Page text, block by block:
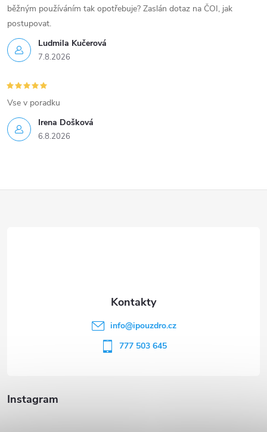
Ludmila Kučerová
7.8.2026
běžným používáním tak opotřebuje? Zaslán dotaz na ČOI, jak
postupovat.
Irena Došková
6.8.2026
Vse v poradku
Instagram
info@ipouzdro.cz
777 503 645